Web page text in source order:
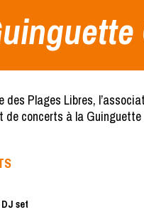
des Plages Libres,
de concerts à la
DJ set